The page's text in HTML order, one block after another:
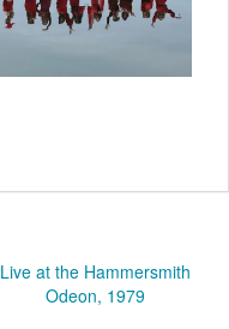
Live at the Hammersmith
Odeon, 1979